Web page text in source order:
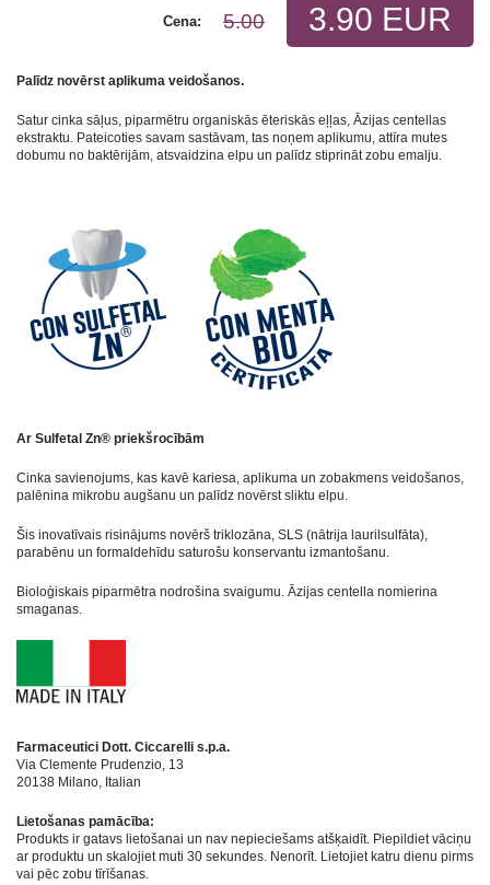
3.90 EUR
5.00
Cena:
Palīdz novērst aplikuma veidošanos.
Satur cinka sāļus, piparmētru organiskās ēteriskās eļļas, Āzijas centellas
ekstraktu. Pateicoties savam sastāvam, tas noņem aplikumu, attīra mutes
dobumu no baktērijām, atsvaidzina elpu un palīdz stiprināt zobu emalju.
Ar Sulfetal Zn® priekšrocībām
Cinka savienojums, kas kavē kariesa, aplikuma un zobakmens veidošanos,
palēnina mikrobu augšanu un palīdz novērst sliktu elpu.
Šis inovatīvais risinājums novērš triklozāna, SLS (nātrija laurilsulfāta),
parabēnu un formaldehīdu saturošu konservantu izmantošanu.
Bioloģiskais piparmētra nodrošina svaigumu. Āzijas centella nomierina
smaganas.
Farmaceutici Dott. Ciccarelli s.p.a.
Via Clemente Prudenzio, 13
20138 Milano, Italian
Lietošanas pamācība:
Produkts ir gatavs lietošanai un nav nepieciešams atšķaidīt. Piepildiet vāciņu
ar produktu un skalojiet muti 30 sekundes. Nenorīt. Lietojiet katru dienu pirms
vai pēc zobu tīrīšanas.